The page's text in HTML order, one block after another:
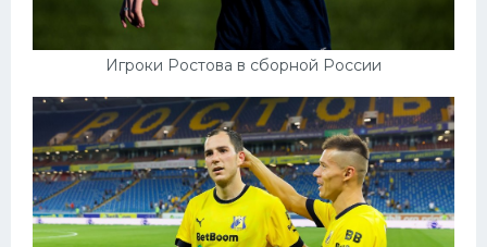
Игроки Ростова в сборной России